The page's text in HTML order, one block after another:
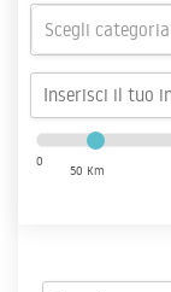
Scegli
0
50 Km